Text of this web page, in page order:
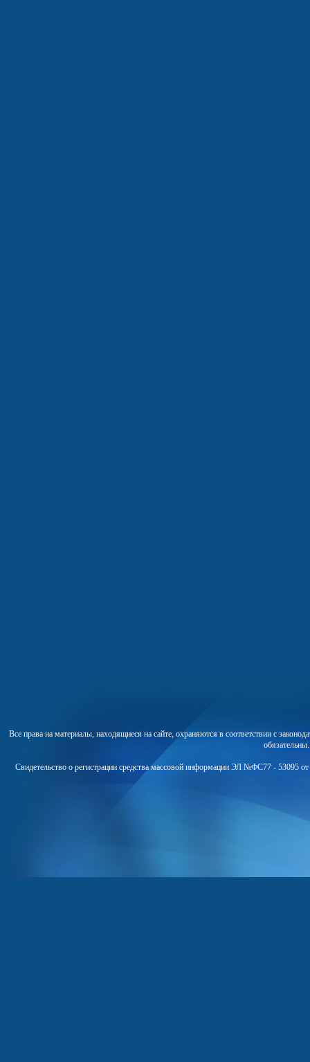
Все права на материалы, находящиеся на сайте, охраняются в соответствии с
Свидетельство о регистрации средства массовой информации ЭЛ №ФС77 - 53095